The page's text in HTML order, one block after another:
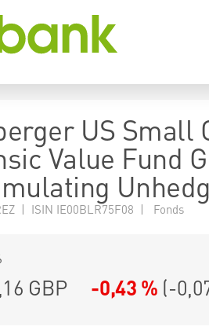
US Small
Value Fund
| ISIN IE00BLR75F08 | Fonds
GBP -0,43 % (-